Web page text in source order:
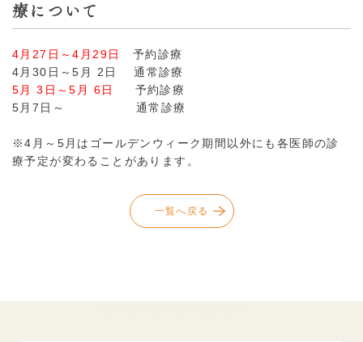
療について
4月27日～4月29日
予約診療
4月30日～5月 2日 通常診療
5月 3日～5月 6日 予約診療
5月7日～ 通常診療
※4月～5月はゴールデンウィーク期間以外にも各医師の診
療予定が変わることがあります。
一覧へ戻る